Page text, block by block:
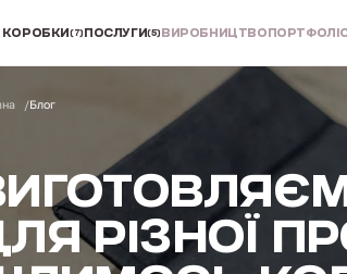
КОРОБКИ(7) ПОСЛУГИ(5) ВИРОБНИЦТВО
Блог
РІЗНОЇ